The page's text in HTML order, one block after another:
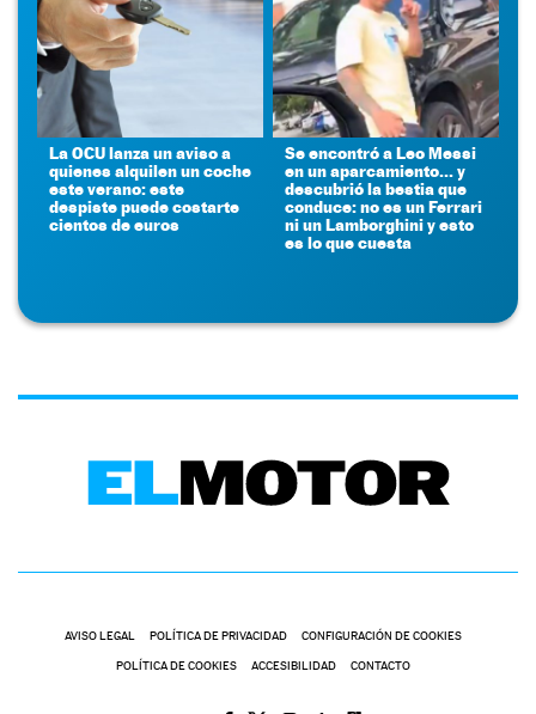
La OCU lanza un aviso a
quienes alquilen un coche
este verano: este
despiste puede costarte
cientos de euros
Se encontró a Leo Messi
en un aparcamiento... y
descubrió la bestia que
conduce: no es un Ferrari
ni un Lamborghini y esto
es lo que cuesta
AVISO LEGAL POLÍTICA DE PRIVACIDAD CONFIGURACIÓN DE COOKIES
POLÍTICA DE COOKIES ACCESIBILIDAD CONTACTO